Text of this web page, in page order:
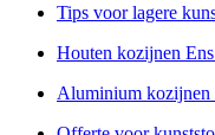
Tips voor lagere
Houten kozijnen
Aluminium kozijnen